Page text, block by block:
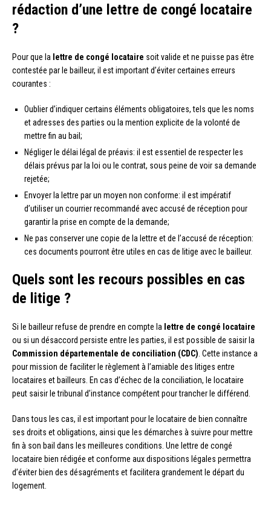
rédaction d’une lettre de congé locataire
?
Pour que la lettre de congé locataire soit valide et ne puisse pas être
contestée par le bailleur, il est important d’éviter certaines erreurs
courantes :
Oublier d’indiquer certains éléments obligatoires, tels que les noms
et adresses des parties ou la mention explicite de la volonté de
mettre fin au bail;
Négliger le délai légal de préavis: il est essentiel de respecter les
délais prévus par la loi ou le contrat, sous peine de voir sa demande
rejetée;
Envoyer la lettre par un moyen non conforme: il est impératif
d’utiliser un courrier recommandé avec accusé de réception pour
garantir la prise en compte de la demande;
Ne pas conserver une copie de la lettre et de l’accusé de réception:
ces documents pourront être utiles en cas de litige avec le bailleur.
Quels sont les recours possibles en cas
de litige ?
Si le bailleur refuse de prendre en compte la lettre de congé locataire
ou si un désaccord persiste entre les parties, il est possible de saisir la
Commission départementale de conciliation (CDC) . Cette instance a
pour mission de faciliter le règlement à l’amiable des litiges entre
locataires et bailleurs. En cas d’échec de la conciliation, le locataire
peut saisir le tribunal d’instance compétent pour trancher le différend.
Dans tous les cas, il est important pour le locataire de bien connaître
ses droits et obligations, ainsi que les démarches à suivre pour mettre
fin à son bail dans les meilleures conditions. Une lettre de congé
locataire bien rédigée et conforme aux dispositions légales permettra
d’éviter bien des désagréments et facilitera grandement le départ du
logement.